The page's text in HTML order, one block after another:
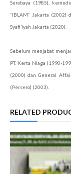
Surabaya (1985),
“IBLAM” Jakarta
Syafi’iyah Jakarta (2020).
Sebelum menjabat
PT. Kerta Niaga (1990-
(2000) dan General
(Persero) (2003).
RELATED